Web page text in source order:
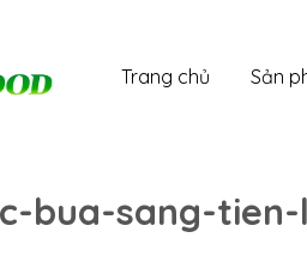
Trang chủ Sản
bua-sang-